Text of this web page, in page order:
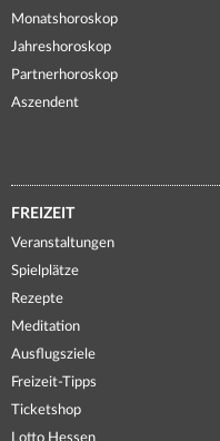
Monatshoroskop
Jahreshoroskop
Partnerhoroskop
Aszendent
FREIZEIT
Veranstaltungen
Spielplätze
Rezepte
Meditation
Ausflugsziele
Freizeit-Tipps
Ticketshop
Lotto Hessen